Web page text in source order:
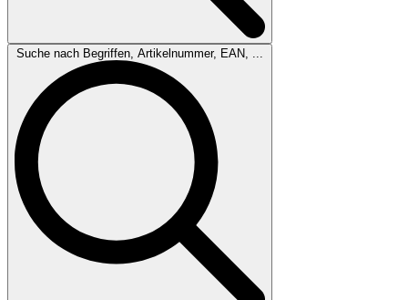
Suche nach Begriffen, Artikelnummer, EAN, ...